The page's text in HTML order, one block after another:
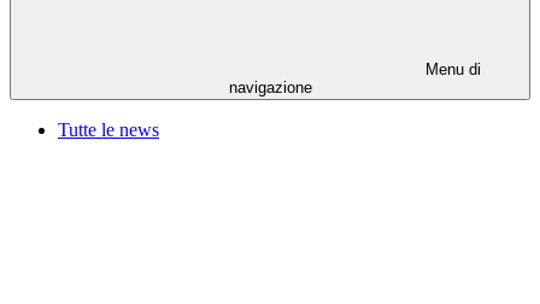
Menu di
navigazione
Tutte le news